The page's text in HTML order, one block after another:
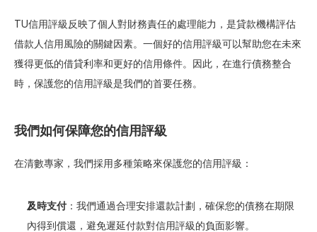
TU信用評級反映了個人對財務責任的處理能力，是貸款機構評估
借款人信用風險的關鍵因素。一個好的信用評級可以幫助您在未來
獲得更低的借貸利率和更好的信用條件。因此，在進行債務整合
時，保護您的信用評級是我們的首要任務。
我們如何保障您的信用評級
在清數專家，我們採用多種策略來保護您的信用評級：
及時支付 ：我們通過合理安排還款計劃，確保您的債務在期限
內得到償還，避免遲延付款對信用評級的負面影響。